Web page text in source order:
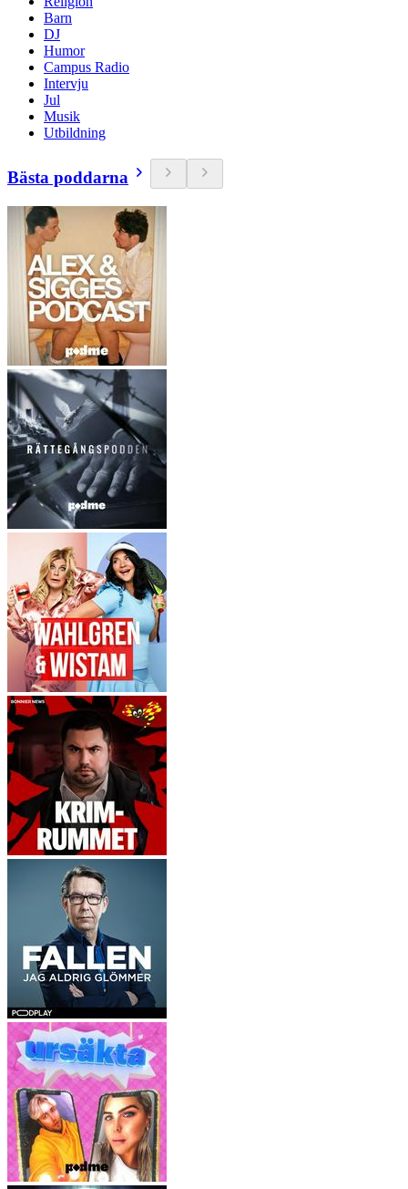
Barn
DJ
Humor
Campus Radio
Intervju
Jul
Musik
Utbildning
Bästa poddarna